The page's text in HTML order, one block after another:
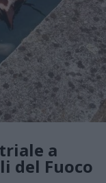
a
del Fuoco